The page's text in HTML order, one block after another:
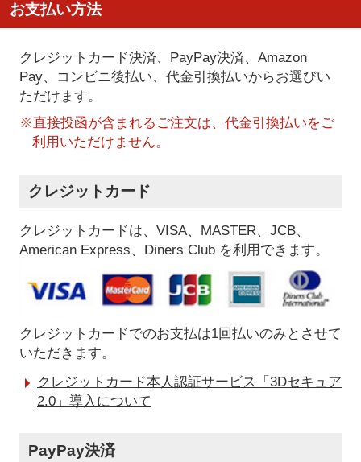
お支払い方法
クレジットカード決済、PayPay決済、Amazon
Pay、コンビニ後払い、代金引換払いからお選びい
ただけます。
※直接投函が含まれるご注文は、代金引換払いをご
利用いただけません。
クレジットカード
クレジットカードは、VISA、MASTER、JCB、
American Express、Diners Club を利用できます。
クレジットカードでのお支払は1回払いのみとさせて
いただきます。
クレジットカード本人認証サービス「3Dセキュア
2.0」導入について
PayPay決済